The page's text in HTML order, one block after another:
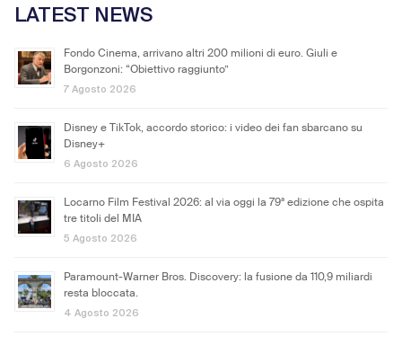
LATEST NEWS
Fondo Cinema, arrivano altri 200 milioni di euro. Giuli e
Borgonzoni: “Obiettivo raggiunto”
7 Agosto 2026
Disney e TikTok, accordo storico: i video dei fan sbarcano su
Disney+
6 Agosto 2026
Locarno Film Festival 2026: al via oggi la 79ª edizione che ospita
tre titoli del MIA
5 Agosto 2026
Paramount-Warner Bros. Discovery: la fusione da 110,9 miliardi
resta bloccata.
4 Agosto 2026